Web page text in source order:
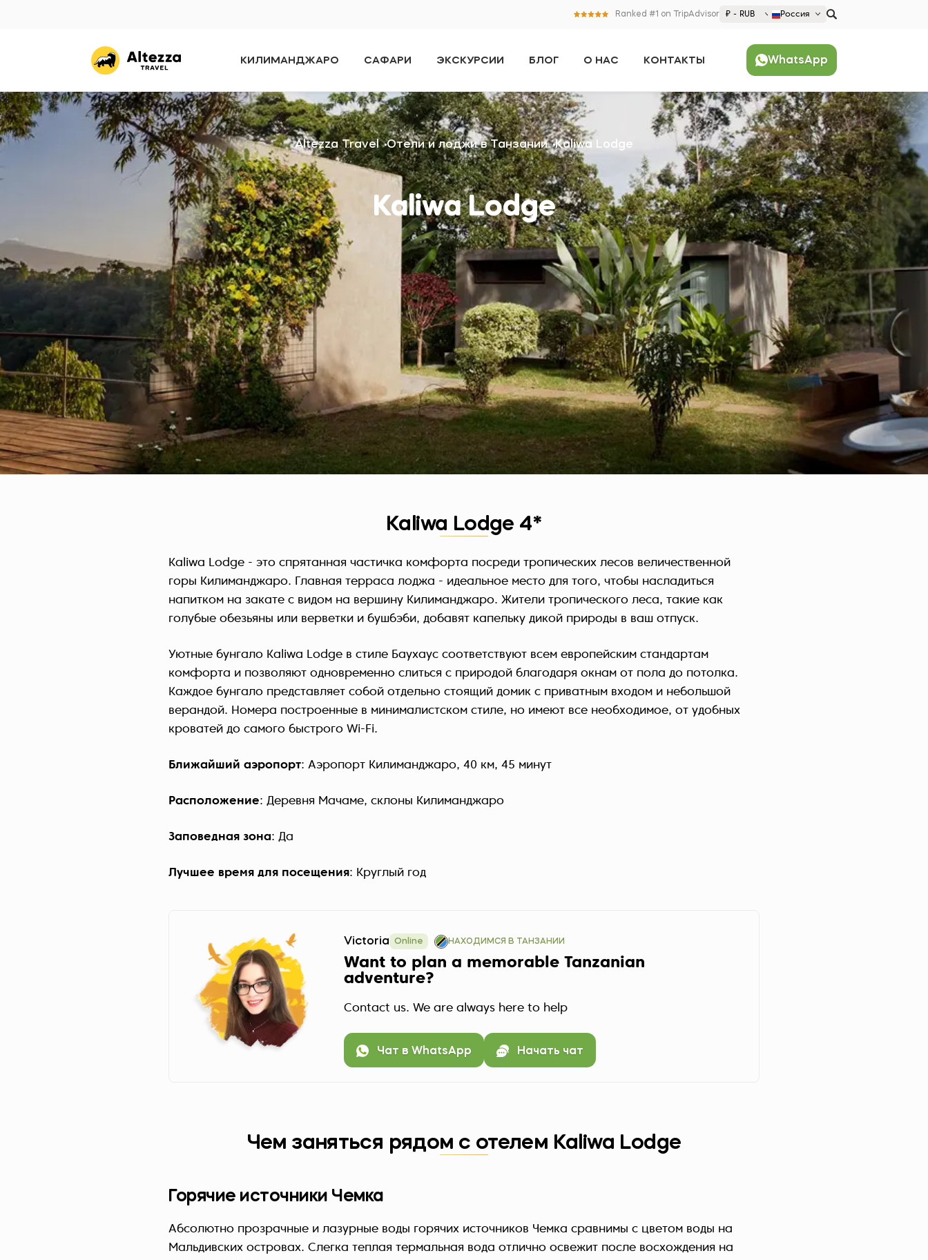
Ranked #1 on TripAdvisor ₽ - RUB
₽ RUB
Россия
United States (English)
France (Français)
Deutschland (Deutsch)
Nederland (Nederlands)
España (Español)
Americas
Argentina (Español)
Brazil (Português)
United States (English)
Asia
Japan (Japanese)
Europe
Croatia (Hrvatski)
Czech Republic (Čeština)
Danmark (Dansk)
Suomi (Suomi)
France (Français)
Deutschland (Deutsch)
Italy (Italiano)
Latvia (Latviešu)
КИЛИМАНДЖАРО САФАРИ ЭКСКУРСИИ БЛОГ О НАС КОНТАКТЫ WhatsApp
Altezza Travel Отели и лоджи в Танзании Kaliwa Lodge
Kaliwa Lodge
Kaliwa Lodge 4*
Kaliwa Lodge - это спрятанная частичка комфорта посреди тропических лесов величественной
горы Килиманджаро. Главная терраса лоджа - идеальное место для того, чтобы насладиться
напитком на закате с видом на вершину Килиманджаро. Жители тропического леса, такие как
голубые обезьяны или верветки и бушбэби, добавят капельку дикой природы в ваш отпуск.
Уютные бунгало Kaliwa Lodge в стиле Баухаус соответствуют всем европейским стандартам
комфорта и позволяют одновременно слиться с природой благодаря окнам от пола до потолка.
Каждое бунгало представляет собой отдельно стоящий домик с приватным входом и небольшой
верандой. Номера построенные в минималистском стиле, но имеют все необходимое, от удобных
кроватей до самого быстрого Wi-Fi.
Ближайший аэропорт: Аэропорт Килиманджаро, 40 км, 45 минут
Расположение: Деревня Мачаме, склоны Килиманджаро
Заповедная зона: Да
Лучшее время для посещения: Круглый год
Victoria Online НАХОДИМСЯ В ТАНЗАНИИ
Want to plan a memorable Tanzanian
adventure?
Contact us. We are always here to help
Чат в WhatsApp Начать чат
Чем заняться рядом с отелем Kaliwa Lodge
Горячие источники Чемка
Абсолютно прозрачные и лазурные воды горячих источников Чемка сравнимы с цветом воды на
Мальдивских островах. Слегка теплая термальная вода отлично освежит после восхождения на